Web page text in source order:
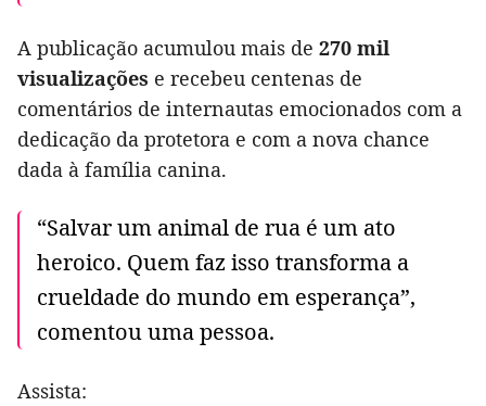
A publicação acumulou mais de 270 mil
visualizações e recebeu centenas de
comentários de internautas emocionados com a
dedicação da protetora e com a nova chance
dada à família canina.
“Salvar um animal de rua é um ato
heroico. Quem faz isso transforma a
crueldade do mundo em esperança”,
comentou uma pessoa.
Assista: